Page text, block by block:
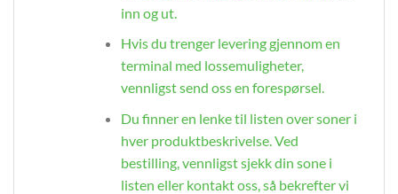
inn og ut.
Hvis du trenger levering gjennom en
terminal med lossemuligheter,
vennligst send oss en forespørsel.
Du finner en lenke til listen over soner i
hver produktbeskrivelse. Ved
bestilling, vennligst sjekk din sone i
listen eller kontakt oss, så bekrefter vi